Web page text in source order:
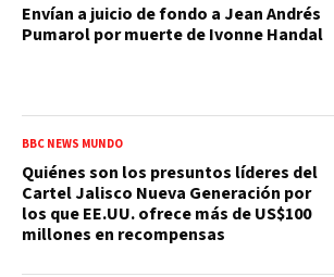
Envían a juicio de fondo a Jean Andrés
Pumarol por muerte de Ivonne Handal
BBC NEWS MUNDO
Quiénes son los presuntos líderes del
Cartel Jalisco Nueva Generación por
los que EE.UU. ofrece más de US$100
millones en recompensas